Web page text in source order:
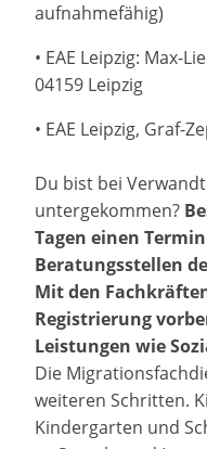
aufnahmefähig)
• EAE Leipzig: Max-
04159 Leipzig
• EAE Leipzig, Graf-
Du bist bei
untergekommen?
Tagen einen
Beratungsstellen
Mit den
Registrierung
Leistungen wie
Die
weiteren Schritten.
Kindergarten und